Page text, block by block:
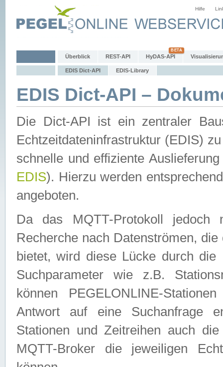
Hilfe
Überblick REST-API HyDAS-API
EDIS Dict-API EDIS-Library
EDIS Dict-API –
Die Dict-API ist ein zentraler
Echtzeitdateninfrastruktur (EDIS)
schnelle und effiziente
EDIS). Hierzu werden
angeboten.
Da das MQTT-Protokoll jedoch
Recherche nach Datenströmen,
bietet, wird diese Lücke durch die
Suchparameter wie z.B.
können PEGELONLINE-
Antwort auf eine Suchanfrage
Stationen und Zeitreihen auch
MQTT-Broker die jeweiligen